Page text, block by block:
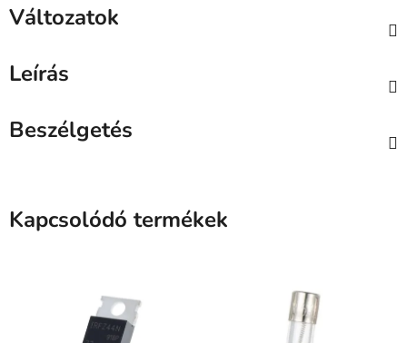
Változatok
Leírás
Beszélgetés
Kapcsolódó termékek